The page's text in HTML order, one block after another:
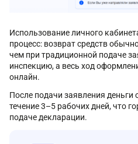
Использование личного
процесс: возврат средств
чем при традиционной подаче
инспекцию, а весь ход
онлайн.
После подачи заявления
течение 3–5 рабочих дней, что
подаче декларации.